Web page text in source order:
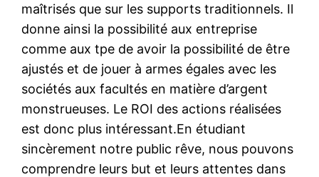
maîtrisés que sur les supports traditionnels. Il
donne ainsi la possibilité aux entreprise
comme aux tpe de avoir la possibilité de être
ajustés et de jouer à armes égales avec les
sociétés aux facultés en matière d’argent
monstrueuses. Le ROI des actions réalisées
est donc plus intéressant.En étudiant
sincèrement notre public rêve, nous pouvons
comprendre leurs but et leurs attentes dans